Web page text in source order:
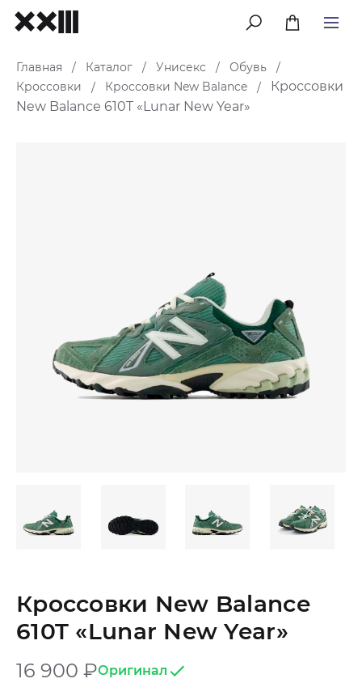
меню
Главная / Каталог / Унисекс / Обувь
/
Кроссовки
/ Кроссовки New Balance /
Кроссовки
New Balance 610T «Lunar New Year»
Кроссовки New Balance
610T «Lunar New Year»
16 900 ₽Оригинал